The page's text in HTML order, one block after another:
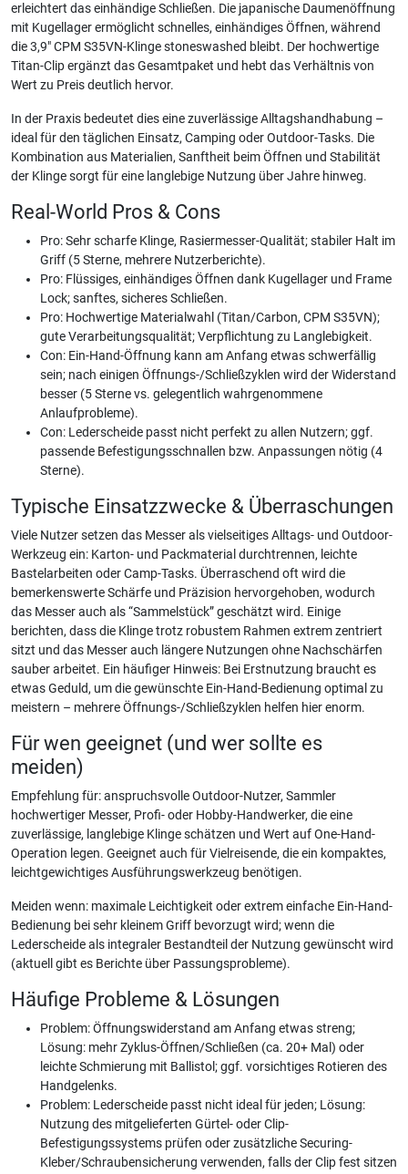
erleichtert das einhändige Schließen. Die japanische Daumenöffnung
mit Kugellager ermöglicht schnelles, einhändiges Öffnen, während
die 3,9" CPM S35VN-Klinge stoneswashed bleibt. Der hochwertige
Titan-Clip ergänzt das Gesamtpaket und hebt das Verhältnis von
Wert zu Preis deutlich hervor.
In der Praxis bedeutet dies eine zuverlässige Alltagshandhabung –
ideal für den täglichen Einsatz, Camping oder Outdoor-Tasks. Die
Kombination aus Materialien, Sanftheit beim Öffnen und Stabilität
der Klinge sorgt für eine langlebige Nutzung über Jahre hinweg.
Real-World Pros & Cons
Pro: Sehr scharfe Klinge, Rasiermesser-Qualität; stabiler Halt im
Griff (5 Sterne, mehrere Nutzerberichte).
Pro: Flüssiges, einhändiges Öffnen dank Kugellager und Frame
Lock; sanftes, sicheres Schließen.
Pro: Hochwertige Materialwahl (Titan/Carbon, CPM S35VN);
gute Verarbeitungsqualität; Verpflichtung zu Langlebigkeit.
Con: Ein-Hand-Öffnung kann am Anfang etwas schwerfällig
sein; nach einigen Öffnungs-/Schließzyklen wird der Widerstand
besser (5 Sterne vs. gelegentlich wahrgenommene
Anlaufprobleme).
Con: Lederscheide passt nicht perfekt zu allen Nutzern; ggf.
passende Befestigungsschnallen bzw. Anpassungen nötig (4
Sterne).
Typische Einsatzzwecke & Überraschungen
Viele Nutzer setzen das Messer als vielseitiges Alltags- und Outdoor-
Werkzeug ein: Karton- und Packmaterial durchtrennen, leichte
Bastelarbeiten oder Camp-Tasks. Überraschend oft wird die
bemerkenswerte Schärfe und Präzision hervorgehoben, wodurch
das Messer auch als “Sammelstück” geschätzt wird. Einige
berichten, dass die Klinge trotz robustem Rahmen extrem zentriert
sitzt und das Messer auch längere Nutzungen ohne Nachschärfen
sauber arbeitet. Ein häufiger Hinweis: Bei Erstnutzung braucht es
etwas Geduld, um die gewünschte Ein-Hand-Bedienung optimal zu
meistern – mehrere Öffnungs-/Schließzyklen helfen hier enorm.
Für wen geeignet (und wer sollte es
meiden)
Empfehlung für: anspruchsvolle Outdoor-Nutzer, Sammler
hochwertiger Messer, Profi- oder Hobby-Handwerker, die eine
zuverlässige, langlebige Klinge schätzen und Wert auf One-Hand-
Operation legen. Geeignet auch für Vielreisende, die ein kompaktes,
leichtgewichtiges Ausführungswerkzeug benötigen.
Meiden wenn: maximale Leichtigkeit oder extrem einfache Ein-Hand-
Bedienung bei sehr kleinem Griff bevorzugt wird; wenn die
Lederscheide als integraler Bestandteil der Nutzung gewünscht wird
(aktuell gibt es Berichte über Passungsprobleme).
Häufige Probleme & Lösungen
Problem: Öffnungswiderstand am Anfang etwas streng;
Lösung: mehr Zyklus-Öffnen/Schließen (ca. 20+ Mal) oder
leichte Schmierung mit Ballistol; ggf. vorsichtiges Rotieren des
Handgelenks.
Problem: Lederscheide passt nicht ideal für jeden; Lösung:
Nutzung des mitgelieferten Gürtel- oder Clip-
Befestigungssystems prüfen oder zusätzliche Securing-
Kleber/Schraubensicherung verwenden, falls der Clip fest sitzen